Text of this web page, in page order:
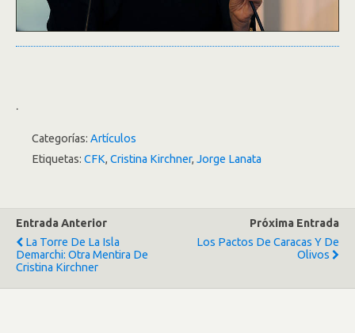
.
Categorías: Artículos
Etiquetas: CFK, Cristina Kirchner, Jorge Lanata
Entrada Anterior
La Torre De La Isla
Demarchi: Otra Mentira De
Cristina Kirchner
Próxima Entrada
Los Pactos De Caracas Y De
Olivos